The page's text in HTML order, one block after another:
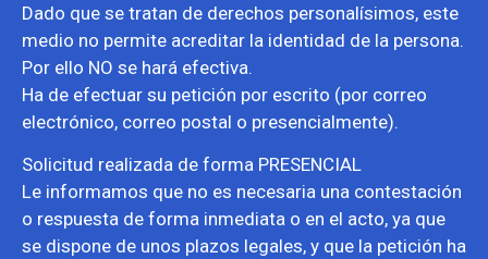
Dado que se tratan de derechos personalísimos, este
medio no permite acreditar la identidad de la persona.
Por ello NO se hará efectiva.
Ha de efectuar su petición por escrito (por correo
electrónico, correo postal o presencialmente).
Solicitud realizada de forma PRESENCIAL
Le informamos que no es necesaria una contestación
o respuesta de forma inmediata o en el acto, ya que
se dispone de unos plazos legales, y que la petición ha